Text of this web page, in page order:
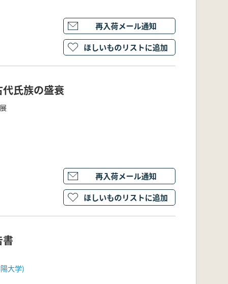
再入荷メール通知
ほしいものリストに追加
氏族の盛衰
再入荷メール通知
ほしいものリストに追加
大学)